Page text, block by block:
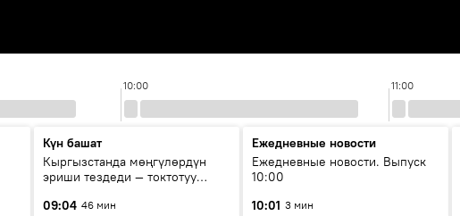
10:00 11:00
Күн башат
Кыргызстанда мөңгүлөрдүн
эриши тездеди — токтотуу
09:04 46 мин
Ежедневные новости
Ежедневные новости. Выпуск
10:00
10:01 3 мин